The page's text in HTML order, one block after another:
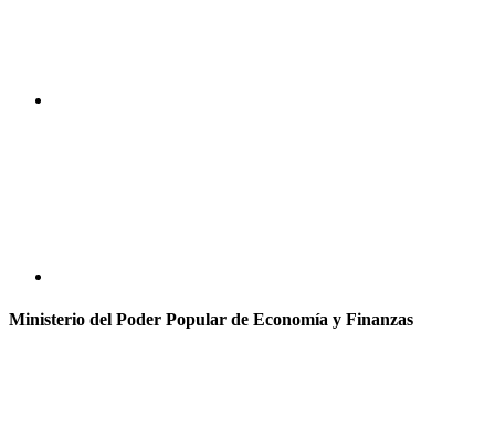
Ministerio del Poder Popular de Economía y Finanzas